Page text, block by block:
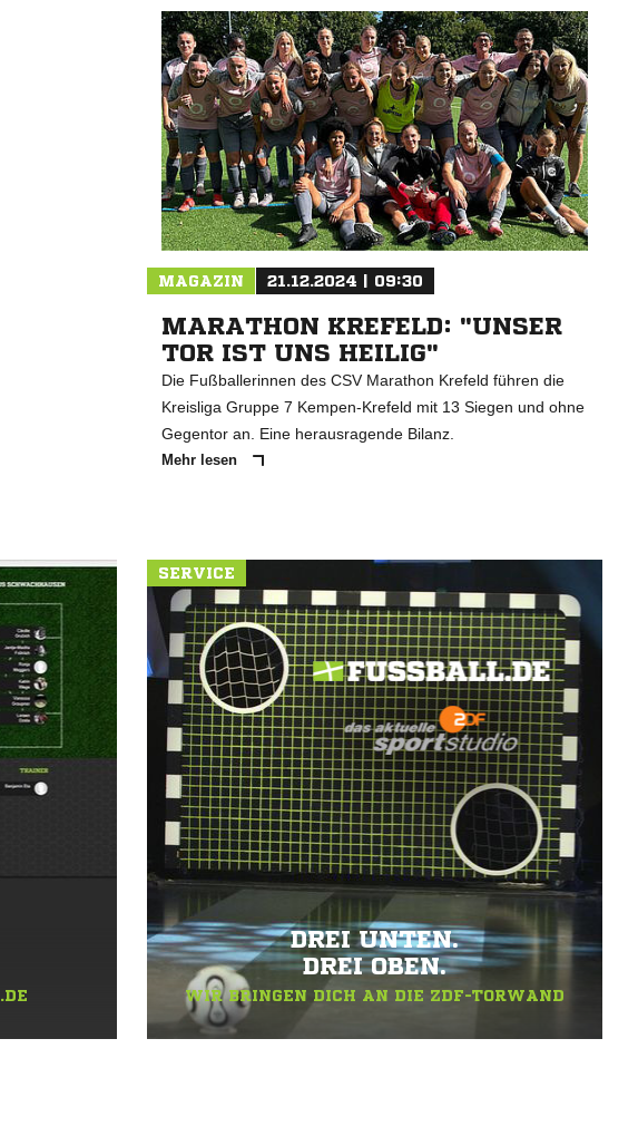
MAGAZIN 21.12.2024 | 09:30
MARATHON KREFELD: "UNSER
TOR IST UNS HEILIG"
Die Fußballerinnen des CSV Marathon Krefeld führen die
Kreisliga Gruppe 7 Kempen-Krefeld mit 13 Siegen und ohne
Gegentor an. Eine herausragende Bilanz.
Mehr lesen
SERVICE
DREI UNTEN.
DREI OBEN.
WIR BRINGEN DICH AN DIE ZDF-TORWAND